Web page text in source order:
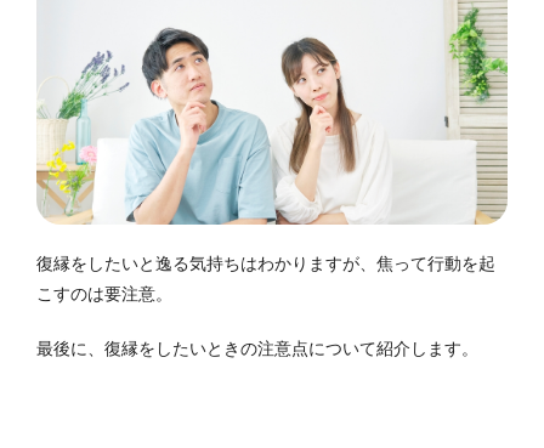
復縁をしたいと逸る気持ちはわかりますが、焦って行動を起
こすのは要注意。
最後に、復縁をしたいときの注意点について紹介します。